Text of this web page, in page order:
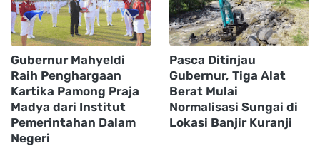
Gubernur Mahyeldi
Raih Penghargaan
Kartika Pamong Praja
Madya dari Institut
Pemerintahan Dalam
Negeri
Pasca Ditinjau
Gubernur, Tiga Alat
Berat Mulai
Normalisasi Sungai di
Lokasi Banjir Kuranji